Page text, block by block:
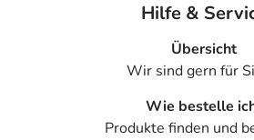
Hilfe &
Übersicht
Wir sind gern für
Wie bestelle
Produkte finden und